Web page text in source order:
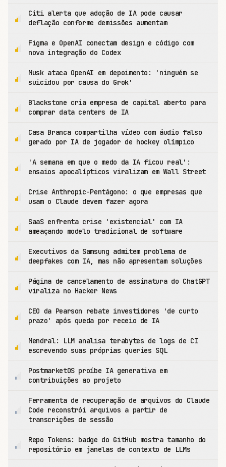
Citi alerta que adoção de IA pode causar
deflação conforme demissões aumentam
Figma e OpenAI conectam design e código com
nova integração do Codex
Musk ataca OpenAI em depoimento: 'ninguém se
suicidou por causa do Grok'
Blackstone cria empresa de capital aberto para
comprar data centers de IA
Casa Branca compartilha vídeo com áudio falso
gerado por IA de jogador de hockey olímpico
'A semana em que o medo da IA ficou real':
ensaios apocalípticos viralizam em Wall Street
Crise Anthropic-Pentágono: o que empresas que
usam o Claude devem fazer agora
SaaS enfrenta crise 'existencial' com IA
ameaçando modelo tradicional de software
Executivos da Samsung admitem problema de
deepfakes com IA, mas não apresentam soluções
Página de cancelamento de assinatura do ChatGPT
viraliza no Hacker News
CEO da Pearson rebate investidores 'de curto
prazo' após queda por receio de IA
Mendral: LLM analisa terabytes de logs de CI
escrevendo suas próprias queries SQL
PostmarketOS proíbe IA generativa em
contribuições ao projeto
Ferramenta de recuperação de arquivos do Claude
Code reconstrói arquivos a partir de
transcrições de sessão
Repo Tokens: badge do GitHub mostra tamanho do
repositório em janelas de contexto de LLMs